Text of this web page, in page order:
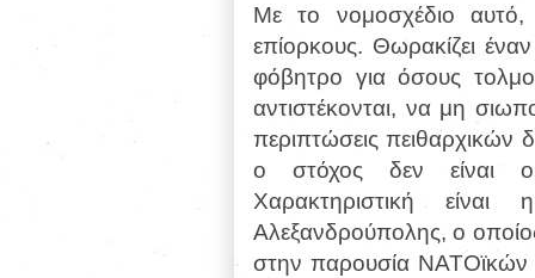
Με το νομοσχέδιο αυτό,
επίορκους. Θωρακίζει
φόβητρο για όσους
αντιστέκονται, να μη
περιπτώσεις
ο στόχος δεν είναι οι
Χαρακτηριστική
Αλεξανδρούπολης, ο
στην παρουσία ΝΑΤΟϊκών